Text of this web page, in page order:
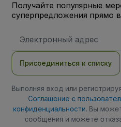
Получайте популярные
суперпредложения прямо
электронной
Присоединиться к списку
Выполняя вход или
Соглашение с
конфиденциальности. Вы
сообщения и можете